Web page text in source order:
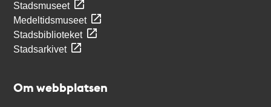
Stadsmuseet
Medeltidsmuseet
Stadsbiblioteket
Stadsarkivet
Om webbplatsen